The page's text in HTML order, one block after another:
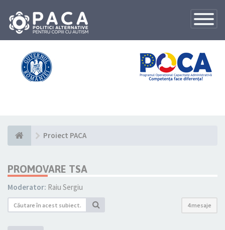
Toggle
Proiect PACA
PROMOVARE TSA
Moderator: Raiu Sergiu
4 mesaje